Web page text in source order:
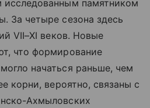
исследованным памятником
За четыре сезона здесь
VII–XI веков. Новые
что формирование
начаться раньше, чем
корни, вероятно, связаны с
Ахмыловских